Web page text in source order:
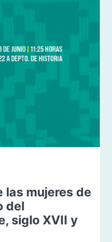
las mujeres de
del
siglo XVII y